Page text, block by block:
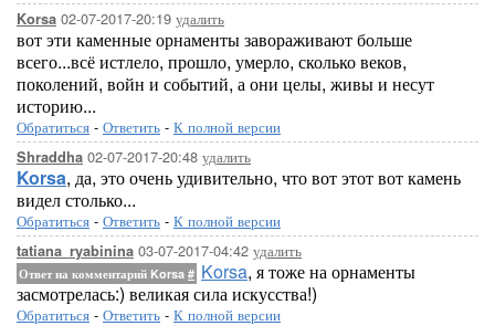
Korsa 02-07-2017-20:19 удалить
вот эти каменные орнаменты завораживают больше
всего...всё истлело, прошло, умерло, сколько веков,
поколений, войн и событий, а они целы, живы и несут
историю...
Обратиться - Ответить - К полной версии
Shraddha 02-07-2017-20:48 удалить
Korsa, да, это очень удивительно, что вот этот вот камень
видел столько...
Обратиться - Ответить - К полной версии
tatiana_ryabinina 03-07-2017-04:42 удалить
Ответ на комментарий Korsa # Korsa, я тоже на орнаменты
засмотрелась:) великая сила искусства!)
Обратиться - Ответить - К полной версии